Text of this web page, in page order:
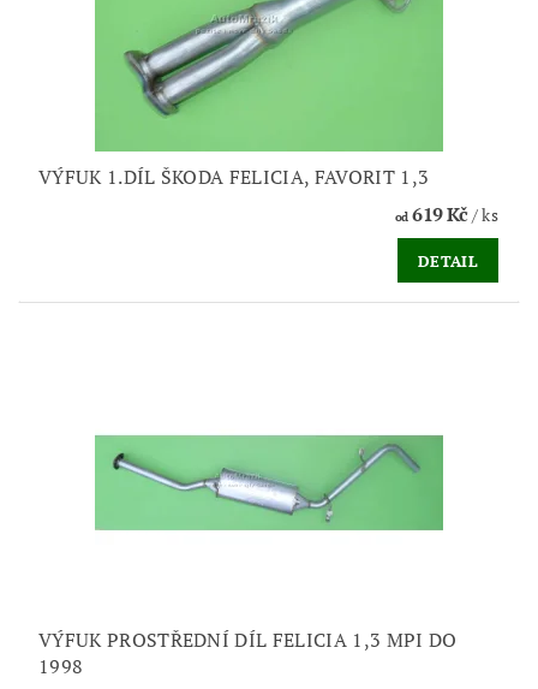
VÝFUK 1.DÍL ŠKODA FELICIA, FAVORIT 1,3
od619 Kč/ ks
DETAIL
VÝFUK PROSTŘEDNÍ DÍL FELICIA 1,3 MPI DO
1998